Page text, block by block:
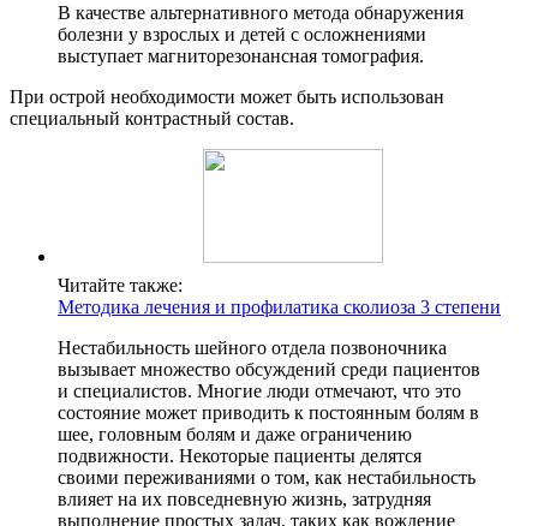
В качестве альтернативного метода обнаружения
болезни у взрослых и детей с осложнениями
выступает магниторезонансная томография.
При острой необходимости может быть использован
специальный контрастный состав.
Читайте также:
Методика лечения и профилатика сколиоза 3 степени
Нестабильность шейного отдела позвоночника
вызывает множество обсуждений среди пациентов
и специалистов. Многие люди отмечают, что это
состояние может приводить к постоянным болям в
шее, головным болям и даже ограничению
подвижности. Некоторые пациенты делятся
своими переживаниями о том, как нестабильность
влияет на их повседневную жизнь, затрудняя
выполнение простых задач, таких как вождение